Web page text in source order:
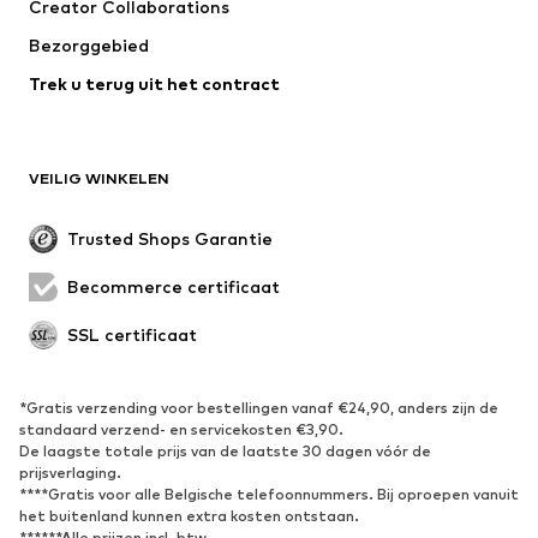
Creator Collaborations
Bezorggebied
Trek u terug uit het contract
VEILIG WINKELEN
Trusted Shops Garantie
Becommerce certificaat
SSL certificaat
*Gratis verzending voor bestellingen vanaf €24,90, anders zijn de
standaard verzend- en servicekosten €3,90.
De laagste totale prijs van de laatste 30 dagen vóór de
prijsverlaging.
****Gratis voor alle Belgische telefoonnummers. Bij oproepen vanuit
het buitenland kunnen extra kosten ontstaan.